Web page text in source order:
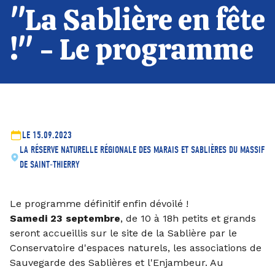
"La Sablière en fête
!" - Le programme
LE 15.09.2023
LA RÉSERVE NATURELLE RÉGIONALE DES MARAIS ET SABLIÈRES DU MASSIF
DE SAINT-THIERRY
Le programme définitif enfin dévoilé !
Samedi 23 septembre, de 10 à 18h petits et grands
seront accueillis sur le site de la Sablière par le
Conservatoire d'espaces naturels, les associations de
Sauvegarde des Sablières et l'Enjambeur. Au